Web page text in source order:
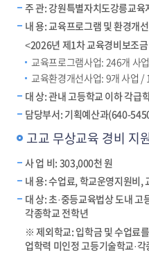
주 관: 강원특별자치도강릉교육
내 용: 교육프로그램 및 환경개
<2026년 제1차 교육경비보조
교육프로그램사업: 246개 사
교육환경개선사업: 9개 사업 /
대 상: 관내 고등학교 이하 각급
담당부서: 기획예산과(640-
고교 무상교육 경비 지
사 업 비: 303,000천 원
내 용: 수업료, 학교운영지원비,
대 상: 초·중등교육법상 도내
각종학교 전학년
※ 제외학교: 입학금 및 수업료
업학력 미인정 고등기술학교·